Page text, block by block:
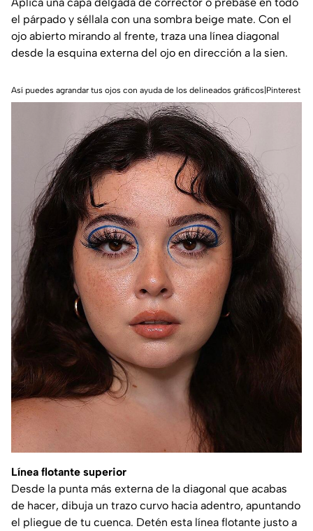
el párpado y séllala con una sombra beige mate. Con el
ojo abierto mirando al frente, traza una línea diagonal
desde la esquina externa del ojo en dirección a la sien.
Así puedes agrandar tus ojos con ayuda de los delineados gráficos|Pinterest
Línea flotante superior
Desde la punta más externa de la diagonal que acabas
de hacer, dibuja un trazo curvo hacia adentro, apuntando
el pliegue de tu cuenca. Detén esta línea flotante justo a